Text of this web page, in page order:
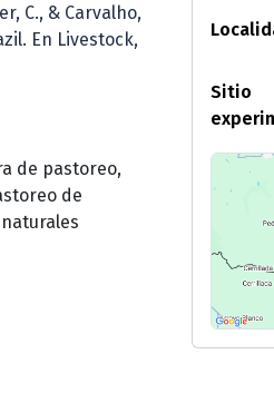
C., & Carvalho,
En Livestock,
de pastoreo,
de
Sitio